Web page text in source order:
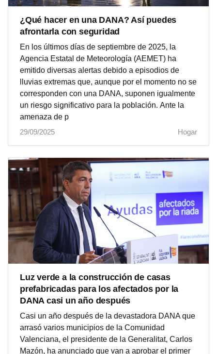
¿Qué hacer en una DANA? Así puedes
afrontarla con seguridad
En los últimos días de septiembre de 2025, la
Agencia Estatal de Meteorología (AEMET) ha
emitido diversas alertas debido a episodios de
lluvias extremas que, aunque por el momento no se
corresponden con una DANA, suponen igualmente
un riesgo significativo para la población. Ante la
amenaza de p
29/09/2025
Hogar
Luz verde a la construcción de casas
prefabricadas para los afectados por la
DANA casi un año después
Casi un año después de la devastadora DANA que
arrasó varios municipios de la Comunidad
Valenciana, el presidente de la Generalitat, Carlos
Mazón, ha anunciado que van a aprobar el primer